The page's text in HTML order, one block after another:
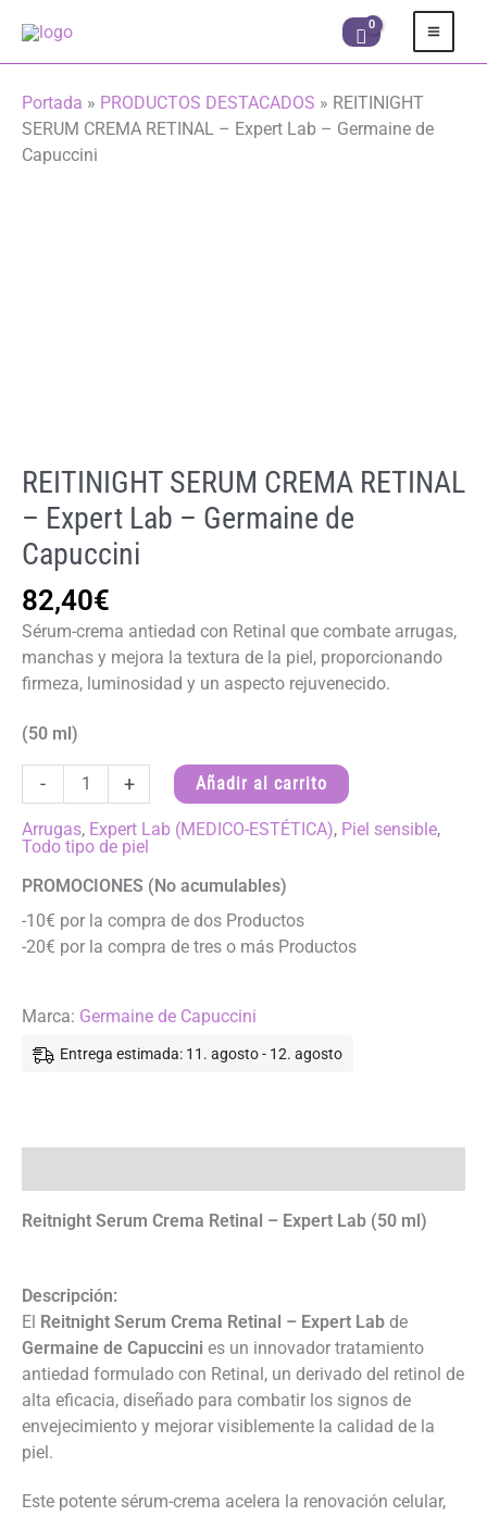
contenido
Portada » PRODUCTOS DESTACADOS » REITINIGHT
SERUM CREMA RETINAL – Expert Lab – Germaine de
Capuccini
REITINIGHT SERUM CREMA RETINAL
– Expert Lab – Germaine de
Capuccini
82,40€
Sérum-crema antiedad con Retinal que combate arrugas,
manchas y mejora la textura de la piel, proporcionando
firmeza, luminosidad y un aspecto rejuvenecido.
(50 ml)
-
REITINIGHT
SERUM
CREMA
RETINAL
-
Lab
de
cantidad
+ Añadir al carrito
Arrugas, Expert Lab (MEDICO-ESTÉTICA), Piel sensible,
Todo tipo de piel
PROMOCIONES (No acumulables)
-10€ por la compra de dos Productos
-20€ por la compra de tres o más Productos
Marca: Germaine de Capuccini
Entrega estimada: 11. agosto - 12. agosto
Reitnight Serum Crema Retinal – Expert Lab (50 ml)
Descripción:
El Reitnight Serum Crema Retinal – Expert Lab de
Germaine de Capuccini es un innovador tratamiento
antiedad formulado con Retinal, un derivado del retinol de
alta eficacia, diseñado para combatir los signos de
envejecimiento y mejorar visiblemente la calidad de la
piel.
Este potente sérum-crema acelera la renovación celular,